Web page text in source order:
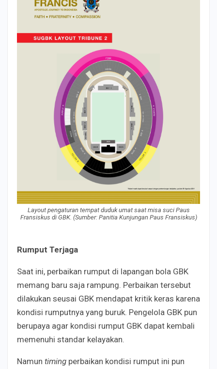
Layout pengaturan tempat duduk umat saat misa suci Paus
Fransiskus di GBK. (Sumber: Panitia Kunjungan Paus Fransiskus)
Rumput Terjaga
Saat ini, perbaikan rumput di lapangan bola GBK
memang baru saja rampung. Perbaikan tersebut
dilakukan seusai GBK mendapat kritik keras karena
kondisi rumputnya yang buruk. Pengelola GBK pun
berupaya agar kondisi rumput GBK dapat kembali
memenuhi standar kelayakan.
Namun timing perbaikan kondisi rumput ini pun